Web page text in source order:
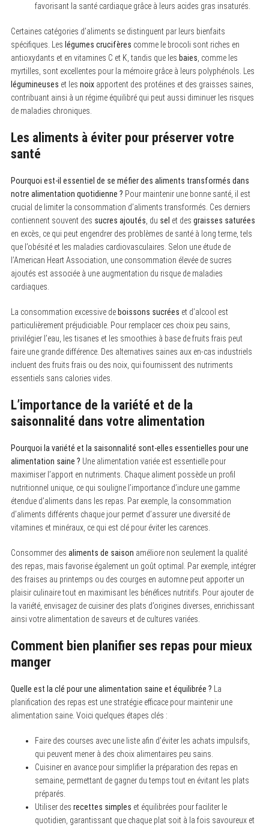
favorisant la santé cardiaque grâce à leurs acides gras insaturés.
Certaines catégories d’aliments se distinguent par leurs bienfaits
spécifiques. Les légumes crucifères comme le brocoli sont riches en
antioxydants et en vitamines C et K, tandis que les baies , comme les
myrtilles, sont excellentes pour la mémoire grâce à leurs polyphénols. Les
légumineuses et les noixapportent des protéines et des graisses saines,
contribuant ainsi à un régime équilibré qui peut aussi diminuer les risques
de maladies chroniques.
Les aliments à éviter pour préserver votre
santé
Pourquoi est-il essentiel de se méfier des aliments transformés dans
notre alimentation quotidienne ? Pour maintenir une bonne santé, il est
crucial de limiter la consommation d’aliments transformés. Ces derniers
contiennent souvent des sucres ajoutés , du sel et des graisses saturées
en excès, ce qui peut engendrer des problèmes de santé à long terme, tels
que l’obésité et les maladies cardiovasculaires. Selon une étude de
l’American Heart Association, une consommation élevée de sucres
ajoutés est associée à une augmentation du risque de maladies
cardiaques.
La consommation excessive de boissons sucrées et d’alcool est
particulièrement préjudiciable. Pour remplacer ces choix peu sains,
privilégier l’eau, les tisanes et les smoothies à base de fruits frais peut
faire une grande différence. Des alternatives saines aux en-cas industriels
incluent des fruits frais ou des noix, qui fournissent des nutriments
essentiels sans calories vides.
L’importance de la variété et de la
saisonnalité dans votre alimentation
Pourquoi la variété et la saisonnalité sont-elles essentielles pour une
alimentation saine ? Une alimentation variée est essentielle pour
maximiser l’apport en nutriments. Chaque aliment possède un profil
nutritionnel unique, ce qui souligne l’importance d’inclure une gamme
étendue d’aliments dans les repas. Par exemple, la consommation
d’aliments différents chaque jour permet d’assurer une diversité de
vitamines et minéraux, ce qui est clé pour éviter les carences.
Consommer des aliments de saison améliore non seulement la qualité
des repas, mais favorise également un goût optimal. Par exemple, intégrer
des fraises au printemps ou des courges en automne peut apporter un
plaisir culinaire tout en maximisant les bénéfices nutritifs. Pour ajouter de
la variété, envisagez de cuisiner des plats d’origines diverses, enrichissant
ainsi votre alimentation de saveurs et de cultures variées.
Comment bien planifier ses repas pour mieux
manger
Quelle est la clé pour une alimentation saine et équilibrée ? La
planification des repas est une stratégie efficace pour maintenir une
alimentation saine. Voici quelques étapes clés :
Faire des courses avec une liste afin d’éviter les achats impulsifs,
qui peuvent mener à des choix alimentaires peu sains.
Cuisiner en avance pour simplifier la préparation des repas en
semaine, permettant de gagner du temps tout en évitant les plats
préparés.
Utiliser des recettes simples et équilibrées pour faciliter le
quotidien, garantissant que chaque plat soit à la fois savoureux et
e
a
c
h
f
r